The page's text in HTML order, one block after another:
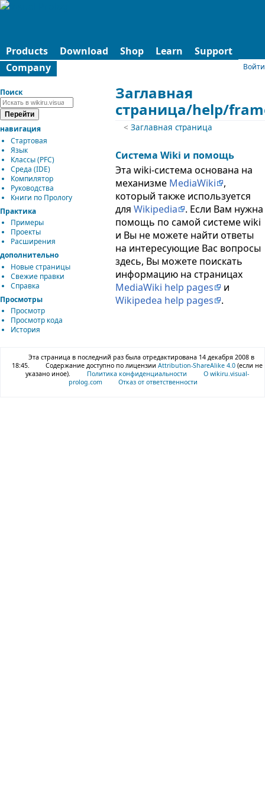
Products Download Shop Learn
Support
Company
Заглавная
страница/help/
< Заглавная страница
Система Wiki и помощь
Эта wiki-система основана на
механизме MediaWiki
,
который также используется
дляWikipedia
. Если Вам нужна
помощь по самой системе wiki
и Вы не можете найти ответы
на интересующие Вас вопросы
здесь, Вы можете поискать
информацию на страницах
MediaWiki help pages
и
Wikipedea help pages
.
Поиск
навигация
Стартовая
Язык
Классы (PFC)
Среда (IDE)
Компилятор
Руководства
Книги по Прологу
Практика
Примеры
Проекты
Расширения
дополнительно
Новые страницы
Свежие правки
Справка
Войти
Просмотры
Просмотр
Просмотр кода
История
Эта страница в последний раз была отредактирована 14 декабря 2008 в
18:45.
Содержание доступно по лицензииAttribution-ShareAlike 4.0(если не
указано иное).
Политика конфиденциальности
О wikiru.visual-
prolog.com
Отказ от ответственности